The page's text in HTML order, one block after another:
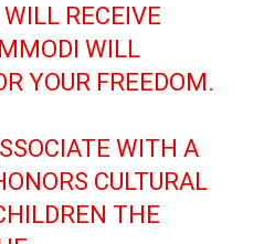
RECEIVE
WILL
YOUR FREEDOM.
WITH A
CULTURAL
THE